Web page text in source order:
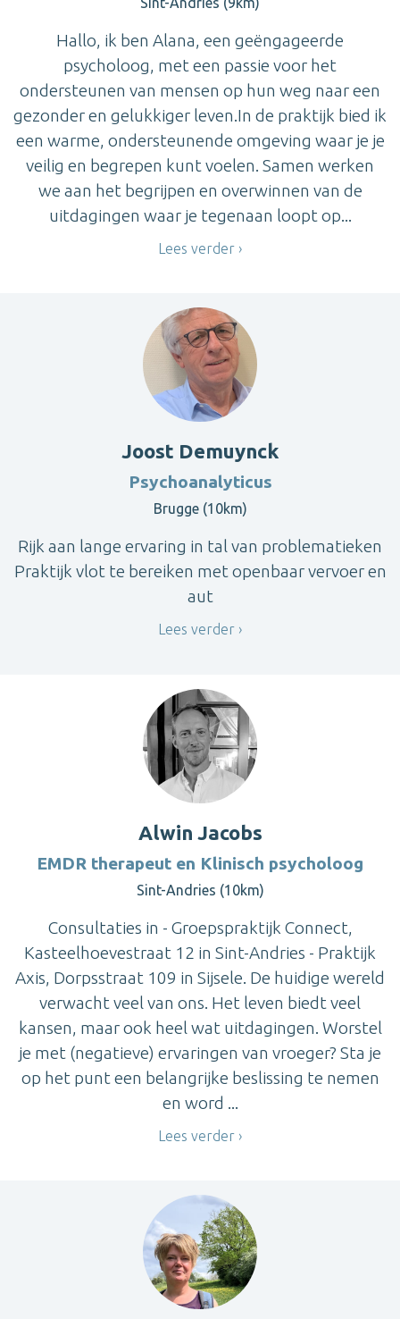
Hallo, ik ben Alana, een geëngageerde
psycholoog, met een passie voor het
ondersteunen van mensen op hun weg naar een
gezonder en gelukkiger leven.In de praktijk bied ik
een warme, ondersteunende omgeving waar je je
veilig en begrepen kunt voelen. Samen werken
we aan het begrijpen en overwinnen van de
uitdagingen waar je tegenaan loopt op...
Lees verder
Joost Demuynck
Psychoanalyticus
Brugge (10km)
Rijk aan lange ervaring in tal van problematieken
Praktijk vlot te bereiken met openbaar vervoer en
aut
Lees verder
Alwin Jacobs
EMDR therapeut en Klinisch psycholoog
Sint-Andries (10km)
Consultaties in - Groepspraktijk Connect,
Kasteelhoevestraat 12 in Sint-Andries - Praktijk
Axis, Dorpsstraat 109 in Sijsele. De huidige wereld
verwacht veel van ons. Het leven biedt veel
kansen, maar ook heel wat uitdagingen. Worstel
je met (negatieve) ervaringen van vroeger? Sta je
op het punt een belangrijke beslissing te nemen
en word ...
Lees verder